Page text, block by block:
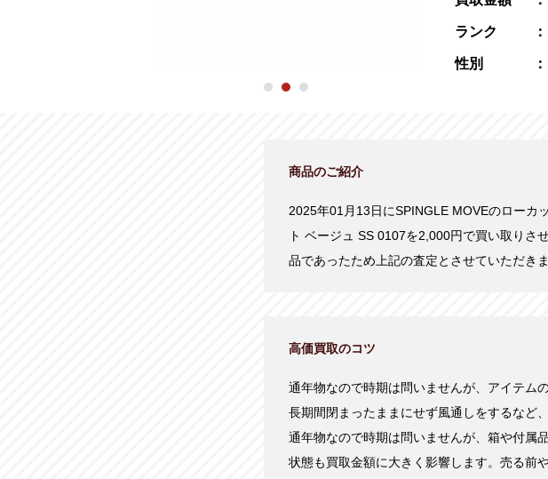
ランク
性別
商品のご紹介
2025年01月13日にSPINGLE MOVEのローカ
ト ベージュ SS 0107を2,000円で買い取りさ
品であったため上記の査定とさせていただきま
高価買取のコツ
通年物なので時期は問いませんが、アイテム
長期間閉まったままにせず風通しをするなど
通年物なので時期は問いませんが、箱や付属
状態も買取金額に大きく影響します。売る前